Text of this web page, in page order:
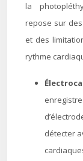
la
repose sur
et des
rythme
détecter